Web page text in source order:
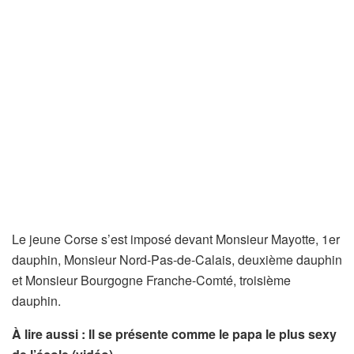
Le jeune Corse s’est imposé devant Monsieur Mayotte, 1er
dauphin, Monsieur Nord-Pas-de-Calais, deuxième dauphin
et Monsieur Bourgogne Franche-Comté, troisième
dauphin.
À lire aussi : Il se présente comme le papa le plus sexy